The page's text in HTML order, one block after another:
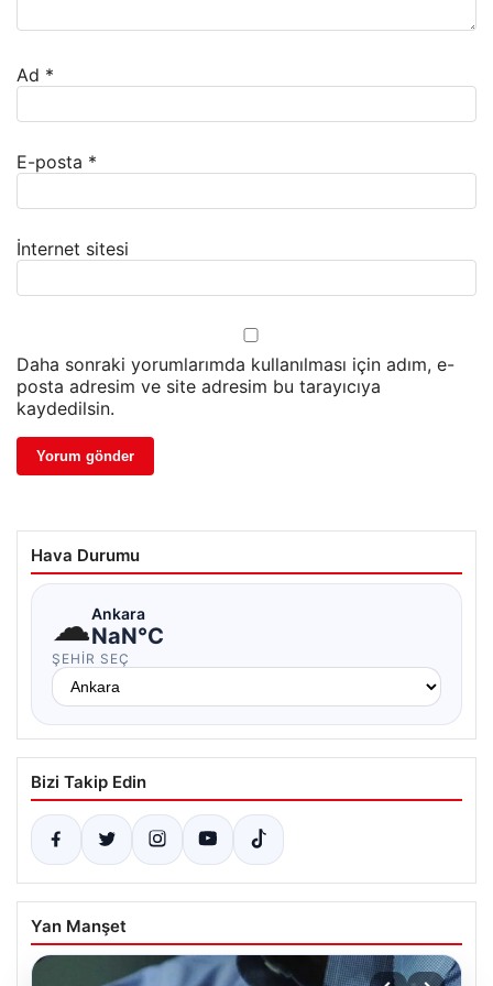
Ad *
E-posta *
İnternet sitesi
Daha sonraki yorumlarımda kullanılması için adım, e-
posta adresim ve site adresim bu tarayıcıya
kaydedilsin.
Hava Durumu
☁Ankara
NaN°C
ŞEHIR SEÇ
Bizi Takip Edin
Yan Manşet